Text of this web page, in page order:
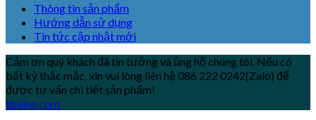
Thông tin sản phẩm
Hướng dẫn sử dụng
Tin tức cập nhật mới
Cảm ơn quý khách đã tin tưởng và ủng hộ chúng tôi. Nếu có
bất kỳ thắc mắc, xin vui lòng liên hệ 086 222 0242(Zalo) để
được tư vấn chi tiết sản phẩm!
tbvina.com